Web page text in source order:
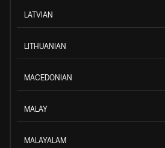
LATVIAN
LITHUANIAN
MACEDONIAN
MALAY
MALAYALAM